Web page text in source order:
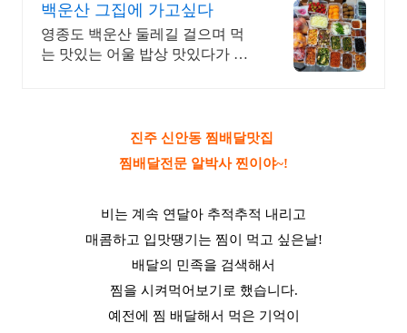
백운산 그집에 가고싶다
영종도 백운산 둘레길 걸으며 먹
는 맛있는 어울 밥상 맛있다가 연
진주 신안동 찜배달맛집
찜배달전문 알박사 찐이야~!
비는 계속 연달아 추적추적 내리고
매콤하고 입맛땡기는 찜이 먹고 싶은날!
배달의 민족을 검색해서
찜을 시켜먹어보기로 했습니다.
예전에 찜 배달해서 먹은 기억이